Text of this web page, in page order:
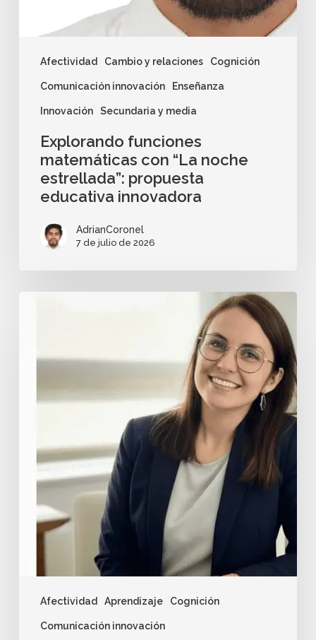
Afectividad Cambio y relaciones Cognición
Comunicación innovación Enseñanza
Innovación Secundaria y media
Explorando funciones
matemáticas con “La noche
estrellada”: propuesta
educativa innovadora
AdrianCoronel
7 de julio de 2026
Afectividad Aprendizaje Cognición
Comunicación innovación